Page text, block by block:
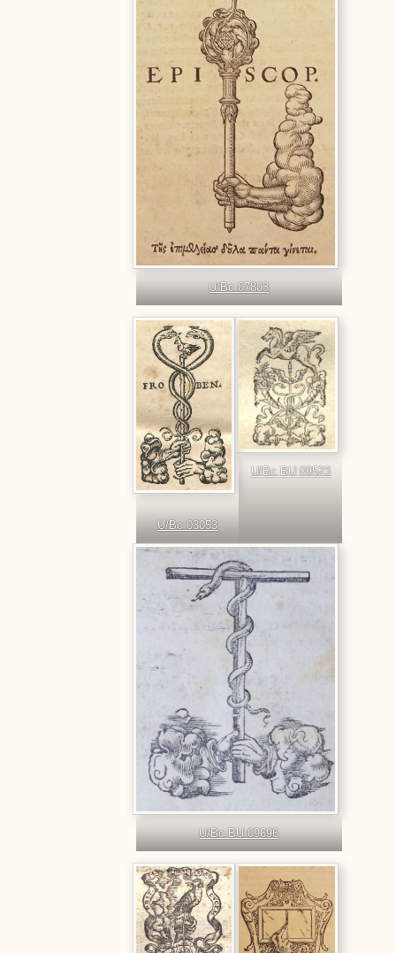
U/Bc 07803
U/Bc 03053
U/Bc BU 09523
U/Bc BU 09696